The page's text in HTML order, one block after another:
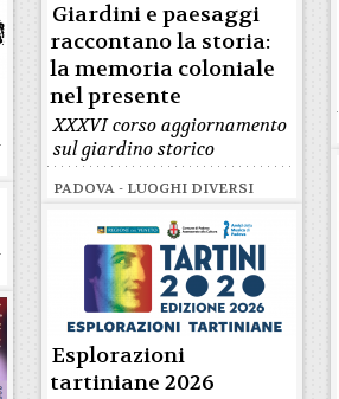
Giardini e paesaggi
raccontano la storia:
la memoria coloniale
nel presente
XXXVI corso aggiornamento
sul giardino storico
PADOVA - LUOGHI DIVERSI
Esplorazioni
tartiniane 2026